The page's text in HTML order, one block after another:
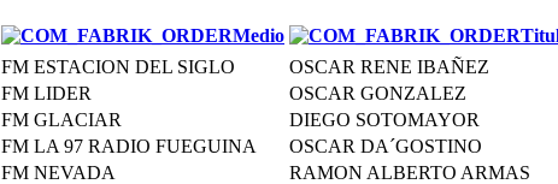
Medio
FM ESTACION DEL SIGLO OSCAR RENE IBAÑEZ
FM LIDER OSCAR GONZALEZ
FM GLACIAR DIEGO SOTOMAYOR
FM LA 97 RADIO FUEGUINA OSCAR DA´GOSTINO
FM NEVADA RAMON ALBERTO ARMAS